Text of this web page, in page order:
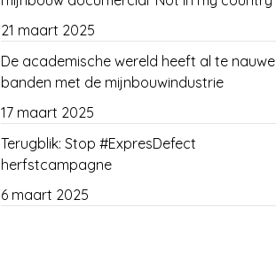
21 maart 2025
De academische wereld heeft al te nauwe
banden met de mijnbouwindustrie
17 maart 2025
Terugblik: Stop #ExpresDefect
herfstcampagne
6 maart 2025